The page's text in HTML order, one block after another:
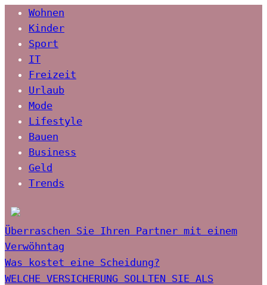
Wohnen
Kinder
Sport
IT
Freizeit
Urlaub
Mode
Lifestyle
Bauen
Business
Geld
Trends
Überraschen Sie Ihren Partner mit einem
Verwöhntag
Was kostet eine Scheidung?
WELCHE VERSICHERUNG SOLLTEN SIE ALS